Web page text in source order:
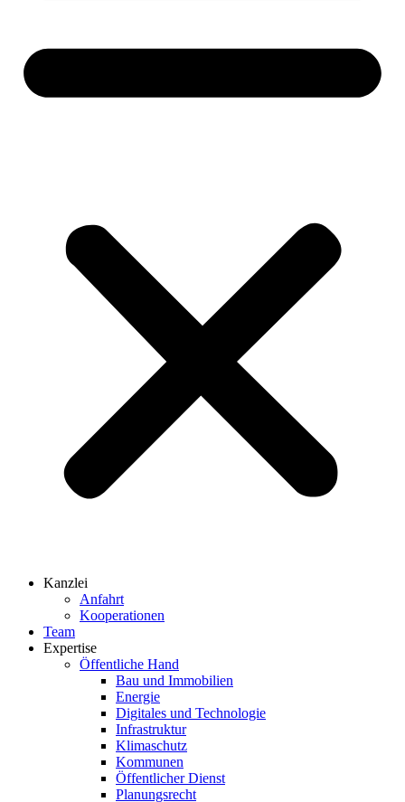
Kanzlei
Anfahrt
Kooperationen
Team
Expertise
Öffentliche Hand
Bau und Immobilien
Energie
Digitales und Technologie
Infrastruktur
Klimaschutz
Kommunen
Öffentlicher Dienst
Planungsrecht